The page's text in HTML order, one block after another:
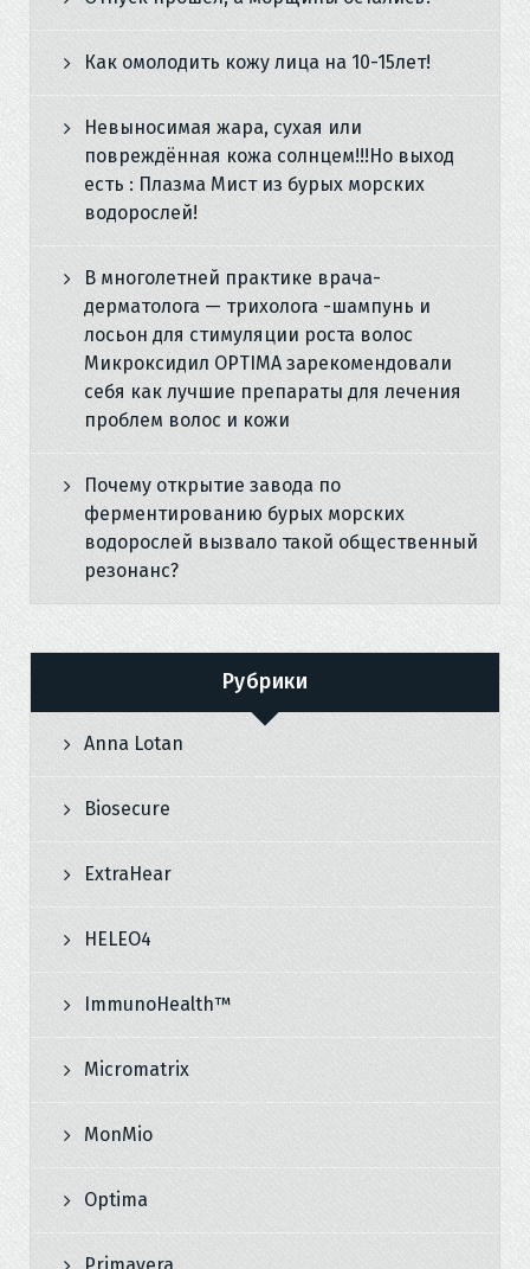
Как омолодить кожу лица на 10-15лет!
Невыносимая жара, сухая или
повреждённая кожа солнцем!!!Но выход
есть : Плазма Мист из бурых морских
водорослей!
В многолетней практике врача-
дерматолога — трихолога -шампунь и
лосьон для стимуляции роста волос
Микроксидил OPTIMA зарекомендовали
себя как лучшие препараты для лечения
проблем волос и кожи
Почему открытие завода по
ферментированию бурых морских
водорослей вызвало такой общественный
резонанс?
Рубрики
Anna Lotan
Biosecure
ExtraHear
HELEO4
ImmunoHealth™
Micromatrix
MonMio
Optima